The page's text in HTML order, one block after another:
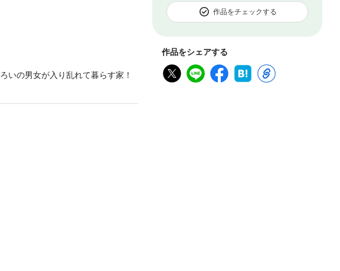
作品をチェックする
作品をシェアする
いの男女が入り乱れて暮らす家！